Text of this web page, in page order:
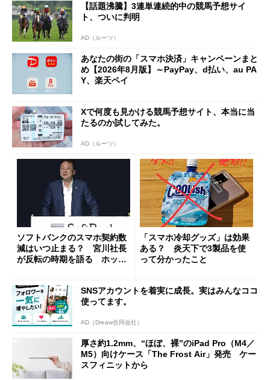
【話題沸騰】3連単連続的中の競馬予想サイ
ト、ついに判明
AD（ルーツ）
あなたの街の「スマホ決済」キャンペーンまと
め【2026年8月版】～PayPay、d払い、au PA
Y、楽天ペイ
Xで何度も見かける競馬予想サイト、本当に当
たるのか試してみた。
AD（ルーツ）
ソフトバンクのスマホ契約数
減はいつ止まる？ 宮川社長
が反転の時期を語る ホッピ
「スマホ冷却グッズ」は効果
ある？ 炎天下で3製品を使
って分かったこと
SNSアカウントを着実に成長。実はみんなココ
使ってます。
AD（Dreaw合同会社）
厚さ約1.2mm、“ほぼ、裸”のiPad Pro（M4／
M5）向けケース「The Frost Air」発売 ケー
スフィニットから